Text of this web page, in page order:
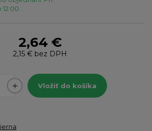
2,64 €
2,15 € bez DPH
Vložiť do košíka